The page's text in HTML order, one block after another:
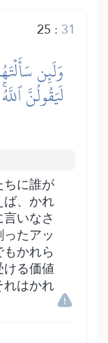
25 : 31
وَلَئِن
لَيَقُولُنَّ
ちに誰が
ば、かれ
いなさ
たアッ
かれら
ける価値
れはかれ